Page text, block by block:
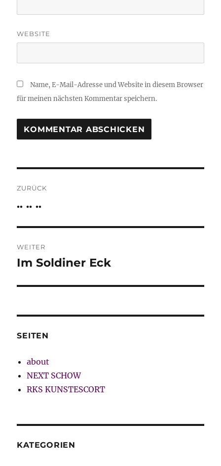
WEBSITE
Name, E-Mail-Adresse und Website in diesem Browser
für meinen nächsten Kommentar speichern.
ZURÜCK
Vorheriger
.. .. ..
WEITER
Nächster
Im Soldiner Eck
SEITEN
about
NEXT SCHOW
RKS KUNSTESCORT
KATEGORIEN